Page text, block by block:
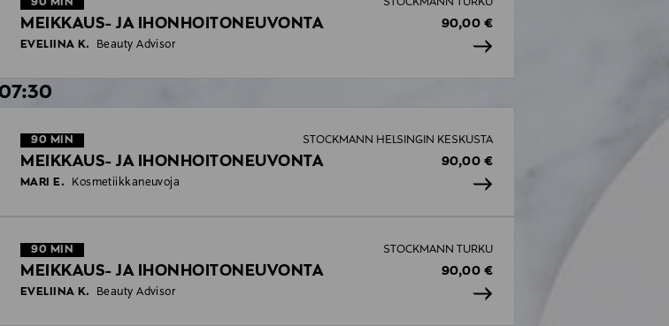
90 MIN STOCKMANN TURKU
MEIKKAUS- JA IHONHOITONEUVONTA 90,00 €
EVELIINA K. Beauty Advisor
90 MIN STOCKMANN HELSINGIN KESKUSTA
MEIKKAUS- JA IHONHOITONEUVONTA 90,00 €
MARI E. Kosmetiikkaneuvoja
90 MIN STOCKMANN TURKU
MEIKKAUS- JA IHONHOITONEUVONTA 90,00 €
EVELIINA K. Beauty Advisor